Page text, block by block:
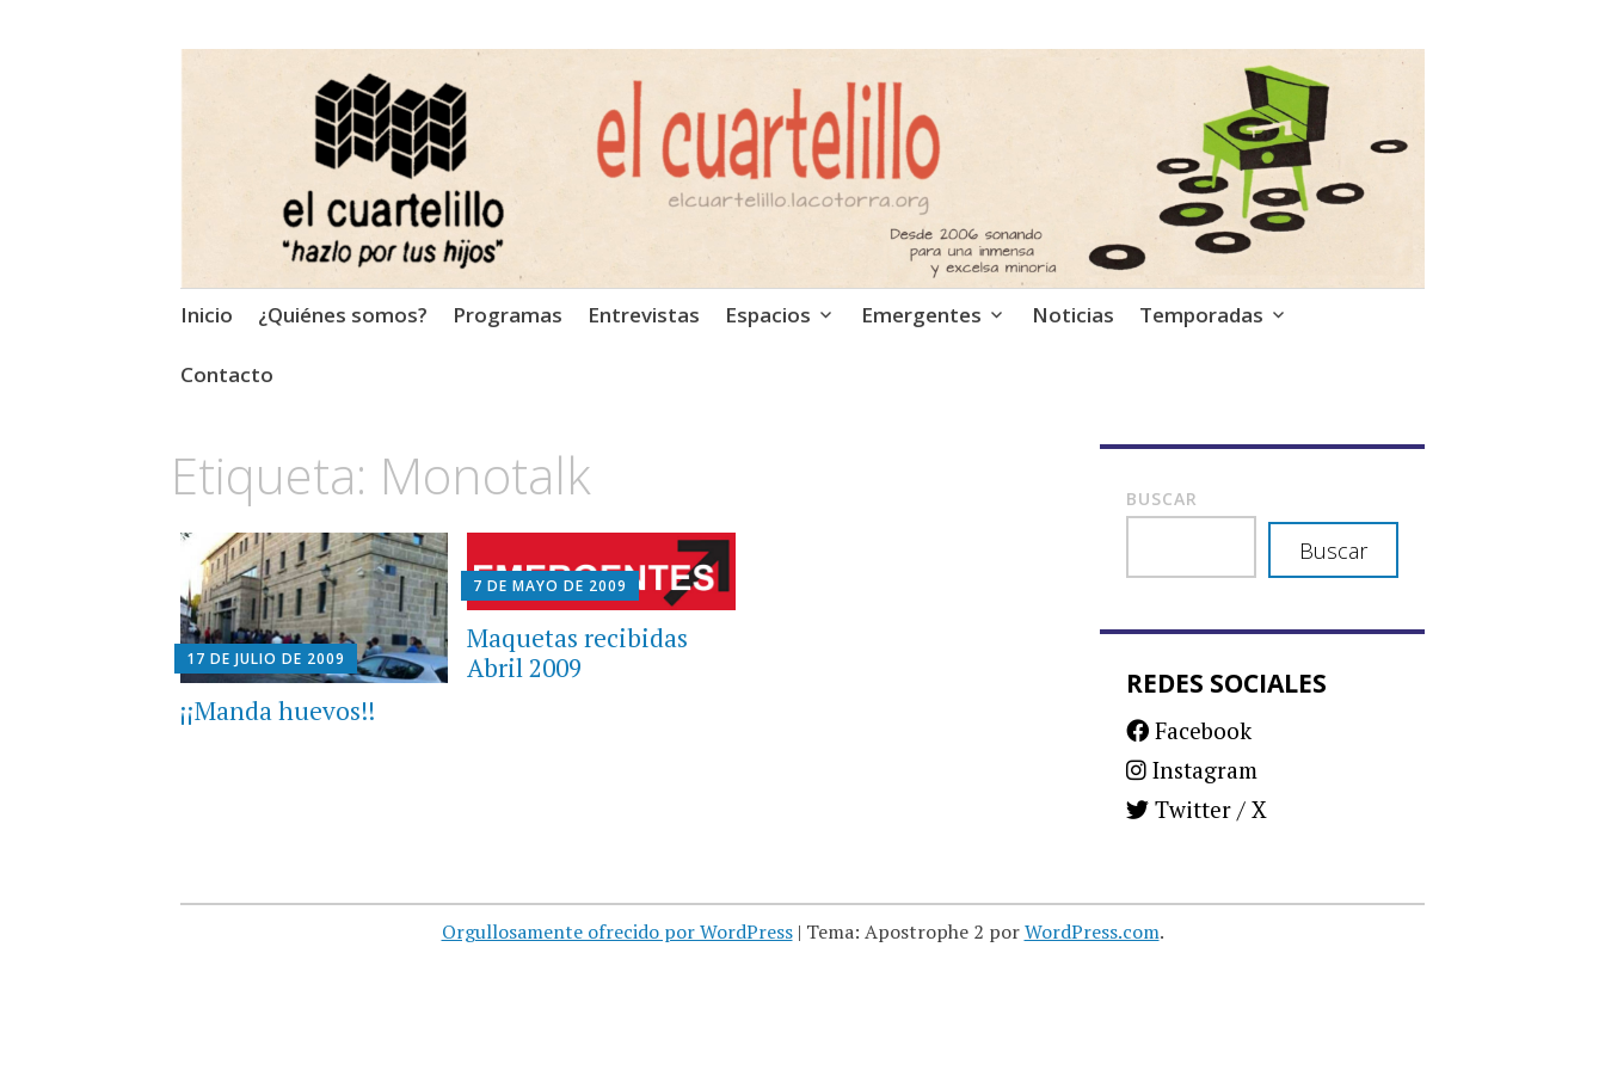
El Cuartelillo
Programa de radio de música independiente. Podcast
Saltar
contenido
Inicio ¿Quiénes somos? Programas Entrevistas Espacios Emergentes Noticias Temporadas
Contacto
Etiqueta: Monotalk
17 DE JULIO DE 2009
¡¡Manda huevos!!
7 DE MAYO DE 2009
Maquetas recibidas
Abril 2009
BUSCAR
Buscar
REDES SOCIALES
Facebook
Instagram
Twitter / X
Orgullosamente ofrecido por WordPress | Tema: Apostrophe 2 porWordPress.com.